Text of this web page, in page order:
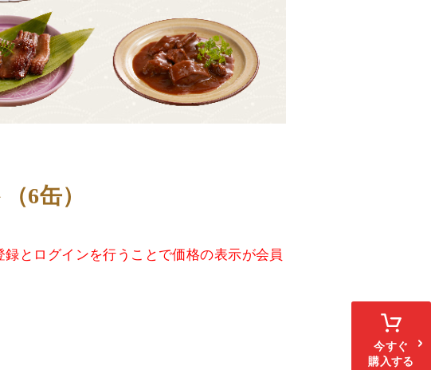
6缶）
とログインを行うことで価格の表示が会員
今すぐ
購入する